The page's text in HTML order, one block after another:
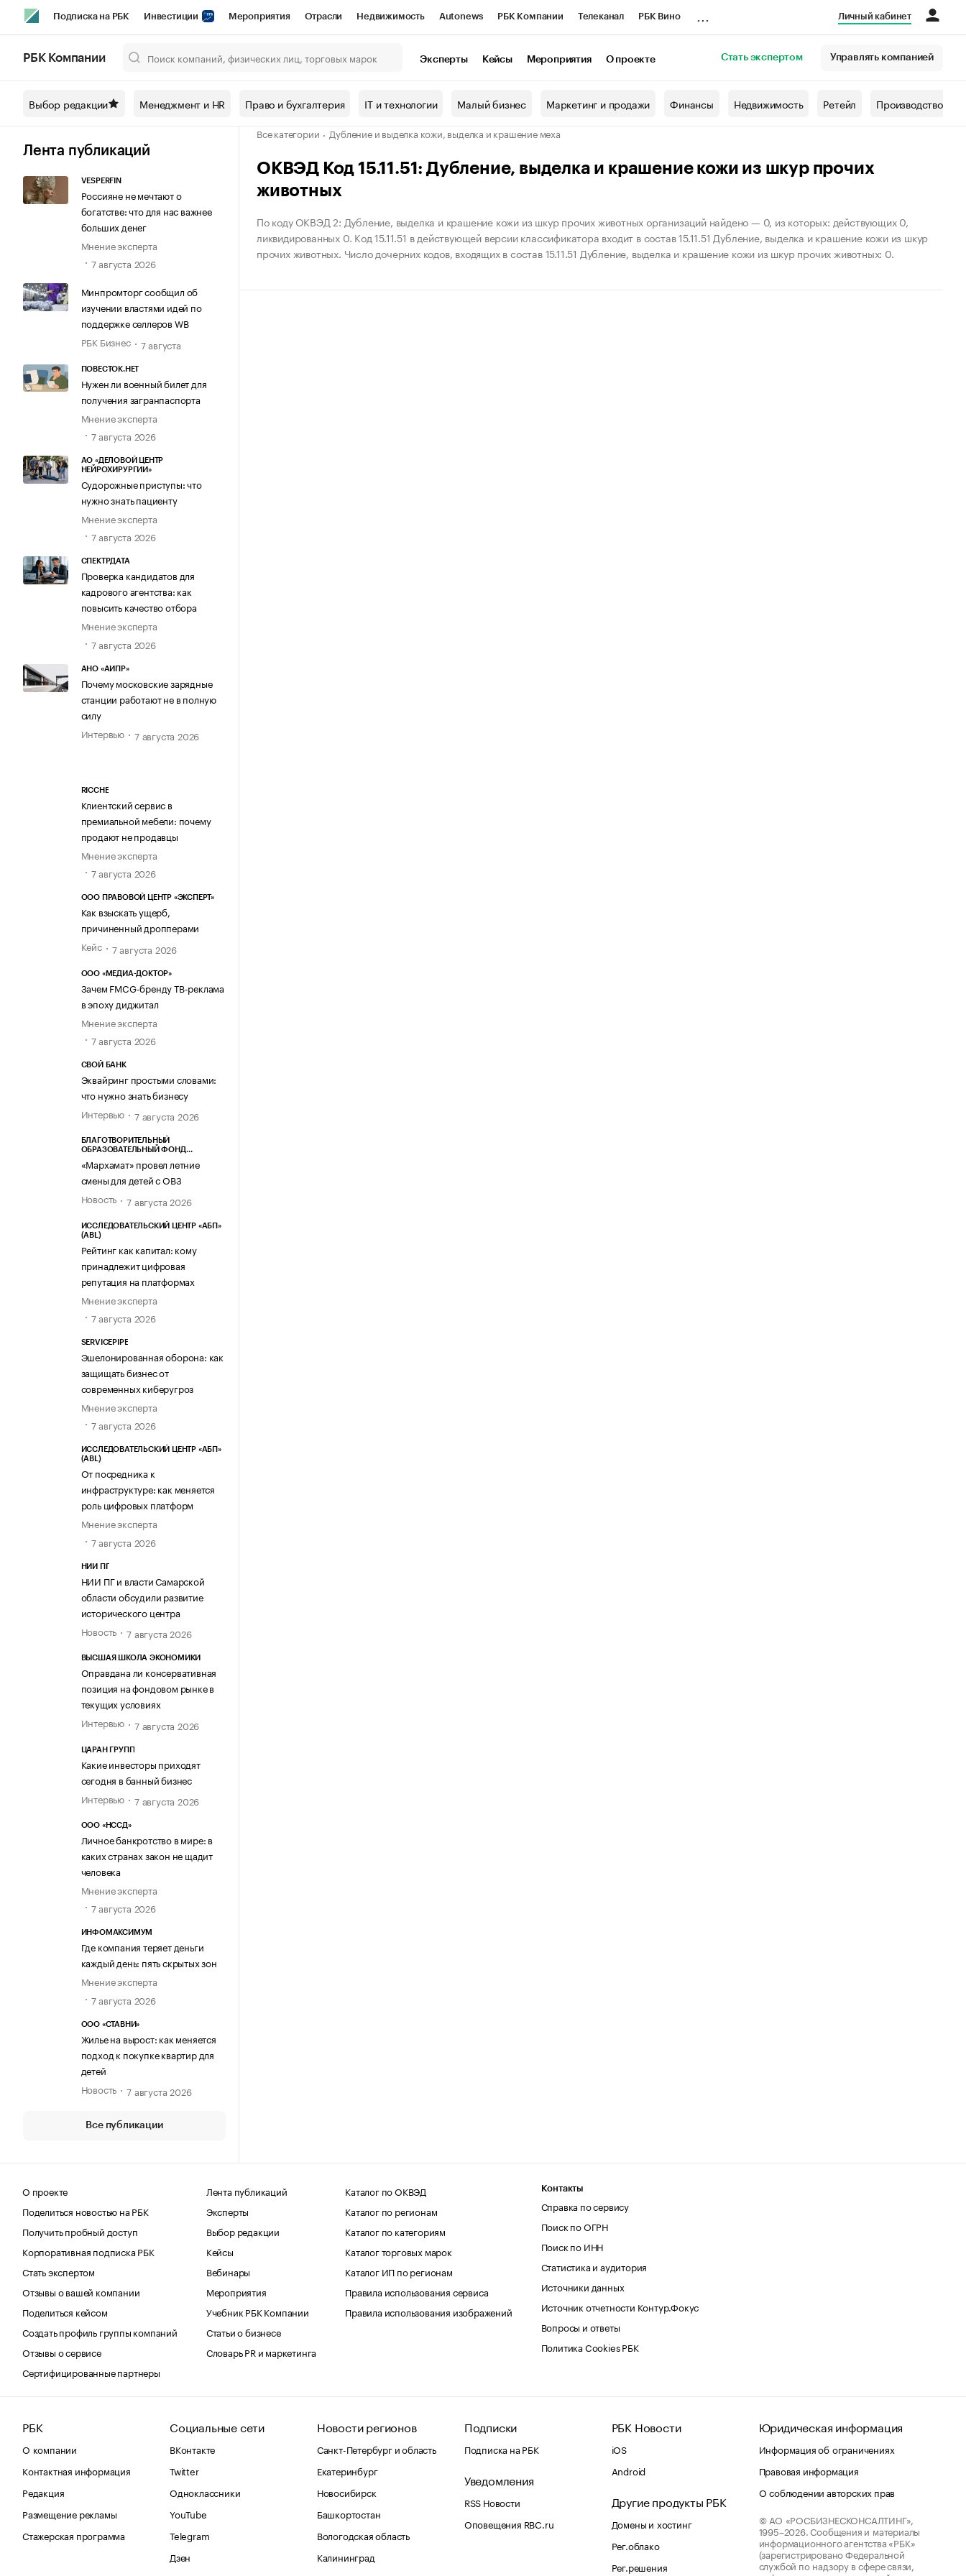
Подписка на РБК Инвестиции Мероприятия Отрасли Недвижимость Autonews РБК Компании Телеканал РБК Вино
Спецпроекты СПб Конференции СПб Спецпроекты Проверка контрагентов
Технологии и медиа
Личный кабинет
РБК Компании Эксперты Кейсы Мероприятия О проекте Стать экспертом Управлять компанией
Выбор редакции Менеджмент и HR Право и бухгалтерия IT и технологии Малый бизнес Маркетинг и продажи Финансы Недвижимость Ретейл Производство
Лента публикаций
VESPERFIN
Россияне не мечтают о
богатстве: что для нас важнее
больших денег
Мнение эксперта
7 августа 2026
Минпромторг сообщил об
изучении властями идей по
поддержке селлеров WB
РБК Бизнес
7 августа
ПОВЕСТОК.НЕТ
Нужен ли военный билет для
получения загранпаспорта
Мнение эксперта
7 августа 2026
АО «ДЕЛОВОЙ ЦЕНТР
НЕЙРОХИРУРГИИ»
Судорожные приступы: что
нужно знать пациенту
Мнение эксперта
7 августа 2026
СПЕКТРДАТА
Проверка кандидатов для
кадрового агентства: как
повысить качество отбора
Мнение эксперта
7 августа 2026
АНО «АИПР»
Почему московские зарядные
станции работают не в полную
силу
Интервью
7 августа 2026
RICCHE
Клиентский сервис в
премиальной мебели: почему
продают не продавцы
Мнение эксперта
7 августа 2026
ООО ПРАВОВОЙ ЦЕНТР «ЭКСПЕРТ»
Как взыскать ущерб,
причиненный дропперами
Кейс
7 августа 2026
ООО «МЕДИА-ДОКТОР»
Зачем FMCG-бренду ТВ-реклама
в эпоху диджитал
Мнение эксперта
7 августа 2026
СВОЙ БАНК
Эквайринг простыми словами:
что нужно знать бизнесу
Интервью
7 августа 2026
БЛАГОТВОРИТЕЛЬНЫЙ
ОБРАЗОВАТЕЛЬНЫЙ ФОНД
«Мархамат» провел летние
смены для детей с ОВЗ
Новость
7 августа 2026
ИССЛЕДОВАТЕЛЬСКИЙ ЦЕНТР «АБП»
(ABL)
Рейтинг как капитал: кому
принадлежит цифровая
репутация на платформах
Мнение эксперта
7 августа 2026
SERVICEPIPE
Эшелонированная оборона: как
защищать бизнес от
современных киберугроз
Мнение эксперта
7 августа 2026
ИССЛЕДОВАТЕЛЬСКИЙ ЦЕНТР «АБП»
(ABL)
От посредника к
инфраструктуре: как меняется
роль цифровых платформ
Мнение эксперта
7 августа 2026
НИИ ПГ
НИИ ПГ и власти Самарской
области обсудили развитие
исторического центра
Новость
7 августа 2026
ВЫСШАЯ ШКОЛА ЭКОНОМИКИ
Оправдана ли консервативная
позиция на фондовом рынке в
текущих условиях
Интервью
7 августа 2026
ЦАРАН ГРУПП
Какие инвесторы приходят
сегодня в банный бизнес
Интервью
7 августа 2026
ООО «НССД»
Личное банкротство в мире: в
каких странах закон не щадит
человека
Мнение эксперта
7 августа 2026
ИНФОМАКСИМУМ
Где компания теряет деньги
каждый день: пять скрытых зон
Мнение эксперта
7 августа 2026
ООО «СТАВНИ»
Жилье на вырост: как меняется
подход к покупке квартир для
детей
Новость
7 августа 2026
Все публикации
Все категории Дубление и выделка кожи, выделка и крашение меха
ОКВЭД Код 15.11.51: Дубление, выделка и крашение кожи из шкур прочих
животных
По коду ОКВЭД 2: Дубление, выделка и крашение кожи из шкур прочих животных организаций найдено — 0, из которых: действующих 0,
ликвидированных 0. Код 15.11.51 в действующей версии классификатора входит в состав 15.11.51 Дубление, выделка и крашение кожи из шкур
прочих животных. Число дочерних кодов, входящих в состав 15.11.51 Дубление, выделка и крашение кожи из шкур прочих животных: 0.
О проекте
Поделиться новостью на РБК
Получить пробный доступ
Корпоративная подписка РБК
Стать экспертом
Отзывы о вашей компании
Поделиться кейсом
Создать профиль группы компаний
Отзывы о сервисе
Сертифицированные партнеры
Лента публикаций
Эксперты
Выбор редакции
Кейсы
Вебинары
Мероприятия
Учебник РБК Компании
Статьи о бизнесе
Словарь PR и маркетинга
Каталог по ОКВЭД
Каталог по регионам
Каталог по категориям
Каталог торговых марок
Каталог ИП по регионам
Правила использования сервиса
Правила использования изображений
Контакты
Справка по сервису
Поиск по ОГРН
Поиск по ИНН
Статистика и аудитория
Источники данных
Источник отчетности Контур.Фокус
Вопросы и ответы
Политика Cookies РБК
РБК
О компании
Контактная информация
Редакция
Размещение рекламы
Стажерская программа
Социальные сети
ВКонтакте
Twitter
Одноклассники
YouTube
Telegram
Дзен
Новости регионов
Санкт-Петербург и область
Екатеринбург
Новосибирск
Башкортостан
Вологодская область
Калининград
Подписки
Подписка на РБК
Уведомления
RSS Новости
Оповещения RBC.ru
РБК Новости
iOS
Android
Другие продукты РБК
Домены и хостинг
Рег.облако
Рег.решения
Юридическая информация
Информация об ограничениях
Правовая информация
О соблюдении авторских прав
© АО «РОСБИЗНЕСКОНСАЛТИНГ»,
1995–2026. Сообщения и материалы
информационного агентства «РБК»
(зарегистрировано Федеральной
службой по надзору в сфере связи,